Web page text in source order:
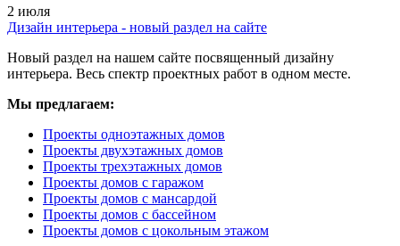
2 июля
Дизайн интерьера - новый раздел на сайте
Новый раздел на нашем сайте посвященный дизайну
интерьера. Весь спектр проектных работ в одном месте.
Мы предлагаем:
Проекты одноэтажных домов
Проекты двухэтажных домов
Проекты трехэтажных домов
Проекты домов с гаражом
Проекты домов с мансардой
Проекты домов с бассейном
Проекты домов с цокольным этажом